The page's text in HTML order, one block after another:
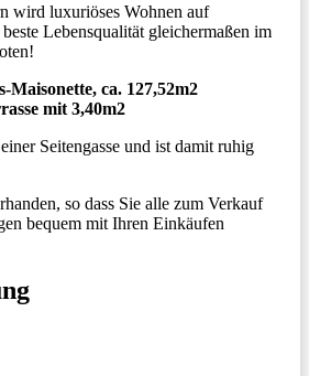
wird luxuriöses Wohnen auf
Lebensqualität gleichermaßen im
Maisonette, ca. 127,52m2
mit 3,40m2
Seitengasse und ist damit ruhig
so dass Sie alle zum Verkauf
bequem mit Ihren Einkäufen